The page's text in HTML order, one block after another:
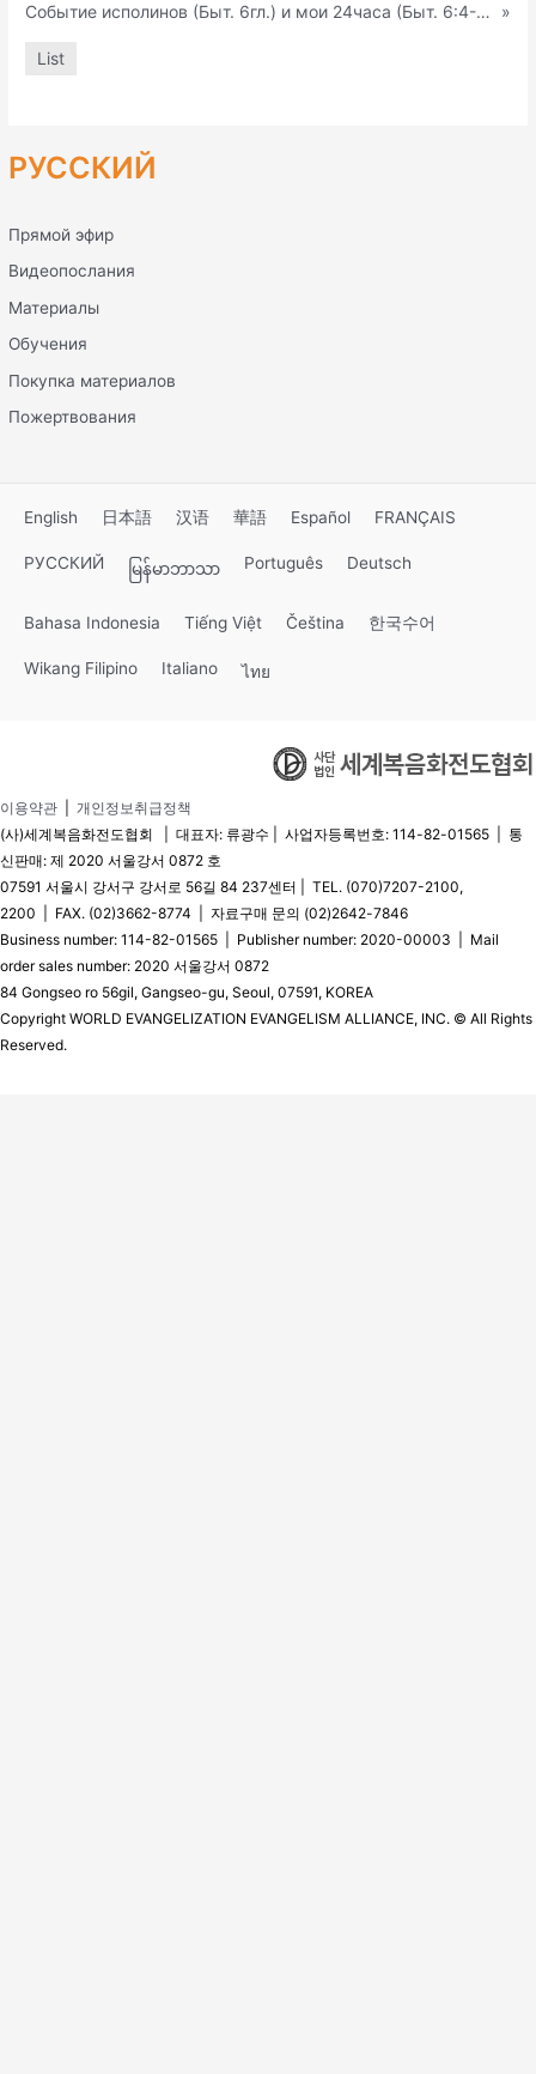
РУССКИЙ
Прямой эфир
Видеопослания
Материалы
Обучения
Покупка материалов
Пожертвования
Событие исполинов (Быт. 6гл.) и мои 24часа (Быт. 6:4-5, 14)
»
List
English 日本語 汉语 華語 Español FRANÇAIS
РУССКИЙ မြန်မာဘာသာ Português Deutsch
Bahasa Indonesia Tiếng Việt Čeština 한국수어
Wikang Filipino Italiano ไทย
이용약관
개인정보취급정책
(사)세계복음화전도협회 | 대표자: 류광수 | 사업자등록번호: 114-82-01565 | 통
신판매: 제 2020 서울강서 0872 호
07591 서울시 강서구 강서로 56길 84 237센터 | TEL. (070)7207-2100,
2200 | FAX. (02)3662-8774 | 자료구매 문의 (02)2642-7846
Business number: 114-82-01565 | Publisher number: 2020-00003 | Mail
order sales number: 2020 서울강서 0872
84 Gongseo ro 56gil, Gangseo-gu, Seoul, 07591, KOREA
Copyright WORLD EVANGELIZATION EVANGELISM ALLIANCE, INC. © All Rights
Reserved.